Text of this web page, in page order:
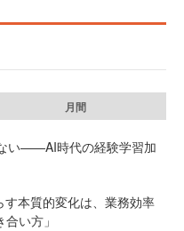
月間
い——AI時代の経験学習加
本質的変化は、業務効率
い方」